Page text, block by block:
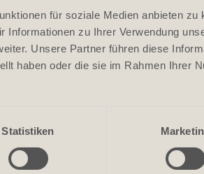
für soziale Medien anbieten zu
Informationen zu Ihrer Verwendung
Unsere Partner führen diese
haben oder die sie im Rahmen Ihrer
Statistiken